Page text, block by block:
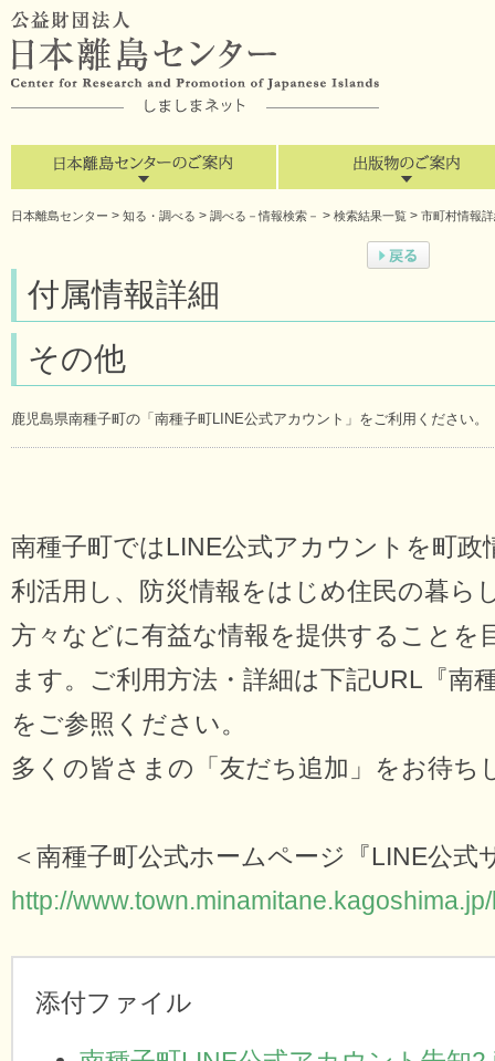
日本離島センター > 知る・調べる > 調べる－情報検索－ > 検索結果一覧 > 市町村情報
付属情報詳細
その他
鹿児島県南種子町の「南種子町LINE公式アカウント」をご利用ください。
南種子町ではLINE公式アカウントを町
利活用し、防災情報をはじめ住民の暮ら
方々などに有益な情報を提供することを
ます。ご利用方法・詳細は下記URL『南
をご参照ください。
多くの皆さまの「友だち追加」をお待ち
＜南種子町公式ホームページ『LINE公式
http://
添付ファイル